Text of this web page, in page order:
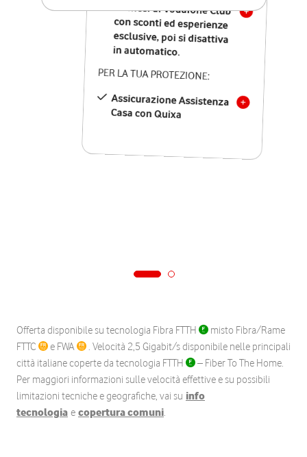
12 mesi di Vodafone Club
con sconti ed esperienze
esclusive, poi si disattiva
in automatico.
PER LA TUA PROTEZIONE:
Assicurazione Assistenza
Casa con Quixa
Offerta disponibile su tecnologia Fibra FTTH
misto Fibra/Rame
FTTC
e FWA
. Velocità 2,5 Gigabit/s disponibile nelle principali
città italiane coperte da tecnologia FTTH
– Fiber To The Home.
Per maggiori informazioni sulle velocità effettive e su possibili
limitazioni tecniche e geografiche, vai su info
tecnologia e copertura comuni.